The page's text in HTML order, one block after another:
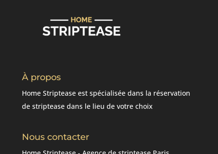
À propos
Home Striptease est spécialisée dans la réservation
de striptease dans le lieu de votre choix
Nous contacter